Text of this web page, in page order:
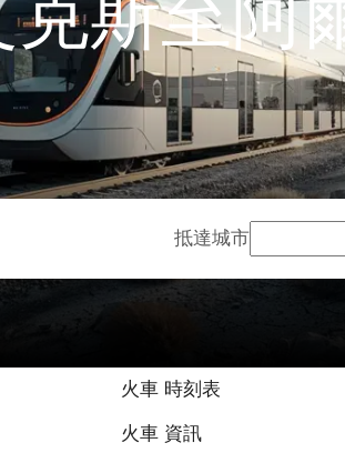
斯至阿
抵達城市
火車 時刻表
火車 資訊